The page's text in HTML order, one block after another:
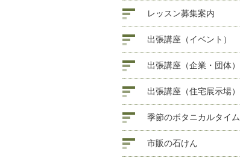
レッスン募集案内
出張講座（イベント）
出張講座（企業・団体）
出張講座（住宅展示場）
季節のボタニカルタイム
市販の石けん